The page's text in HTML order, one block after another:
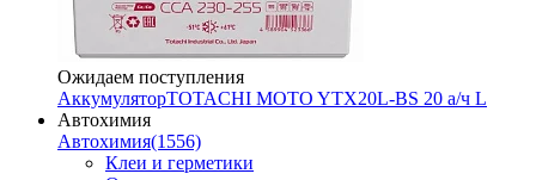
Ожидаем поступления
АккумуляторTOTACHI MOTO YTX20L-BS 20 а/ч L
Автохимия
Автохимия(1556)
Клеи и герметики